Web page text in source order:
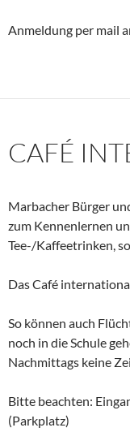
Anmeldung per mail
CAFÉ
Marbacher Bürger
zum Kennenlernen
Tee-/Kaffeetrinken,
Das Café
So können auch
noch in die Schule
Nachmittags keine
Bitte beachten:
(Parkplatz)